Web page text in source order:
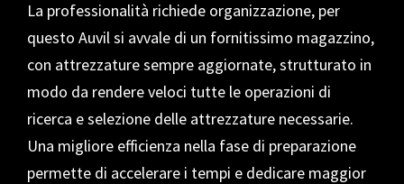
La professionalità richiede organizzazione, per
questo Auvil si avvale di un fornitissimo magazzino,
con attrezzature sempre aggiornate, strutturato in
modo da rendere veloci tutte le operazioni di
ricerca e selezione delle attrezzature necessarie.
Una migliore efficienza nella fase di preparazione
permette di accelerare i tempi e dedicare maggior